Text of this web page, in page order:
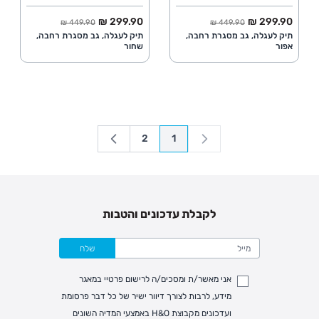
החל מ
299.90 ₪ מחיר מלא
449.90 ₪
תיק לעגלה, גב מסגרת רחבה,
אפור
החל מ
299.90 ₪ מחיר מלא
449.90 ₪
תיק לעגלה, גב מסגרת רחבה,
שחור
You're currently reading page
1 עמוד
2
לקבלת עדכונים והטבות
שלח
אני מאשר/ת ומסכים/ה לרישום פרטיי במאגר
מידע, לרבות לצורך דיוור ישיר של כל דבר פרסומת
ועדכונים מקבוצת H&O באמצעי המדיה השונים